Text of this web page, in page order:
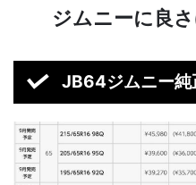
ジムニーに良
JB64ジムニー純